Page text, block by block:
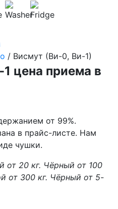
/ Висмут (Ви-0, Ви-1)
цена приема в
от 99%.
в прайс-листе. Нам
чушки.
от 20 кг. Чёрный от 100
от 300 кг. Чёрный от 5-